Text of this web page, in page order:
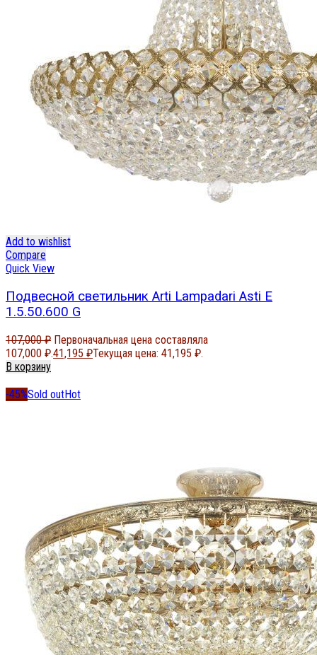
Add to wishlist
Compare
Quick View
Подвесной светильник Arti Lampadari Asti E
1.5.50.600 G
107,000₽ Первоначальная цена составляла
107,000 ₽.41,195 ₽Текущая цена: 41,195 ₽.
В корзину
-45%Sold outHot